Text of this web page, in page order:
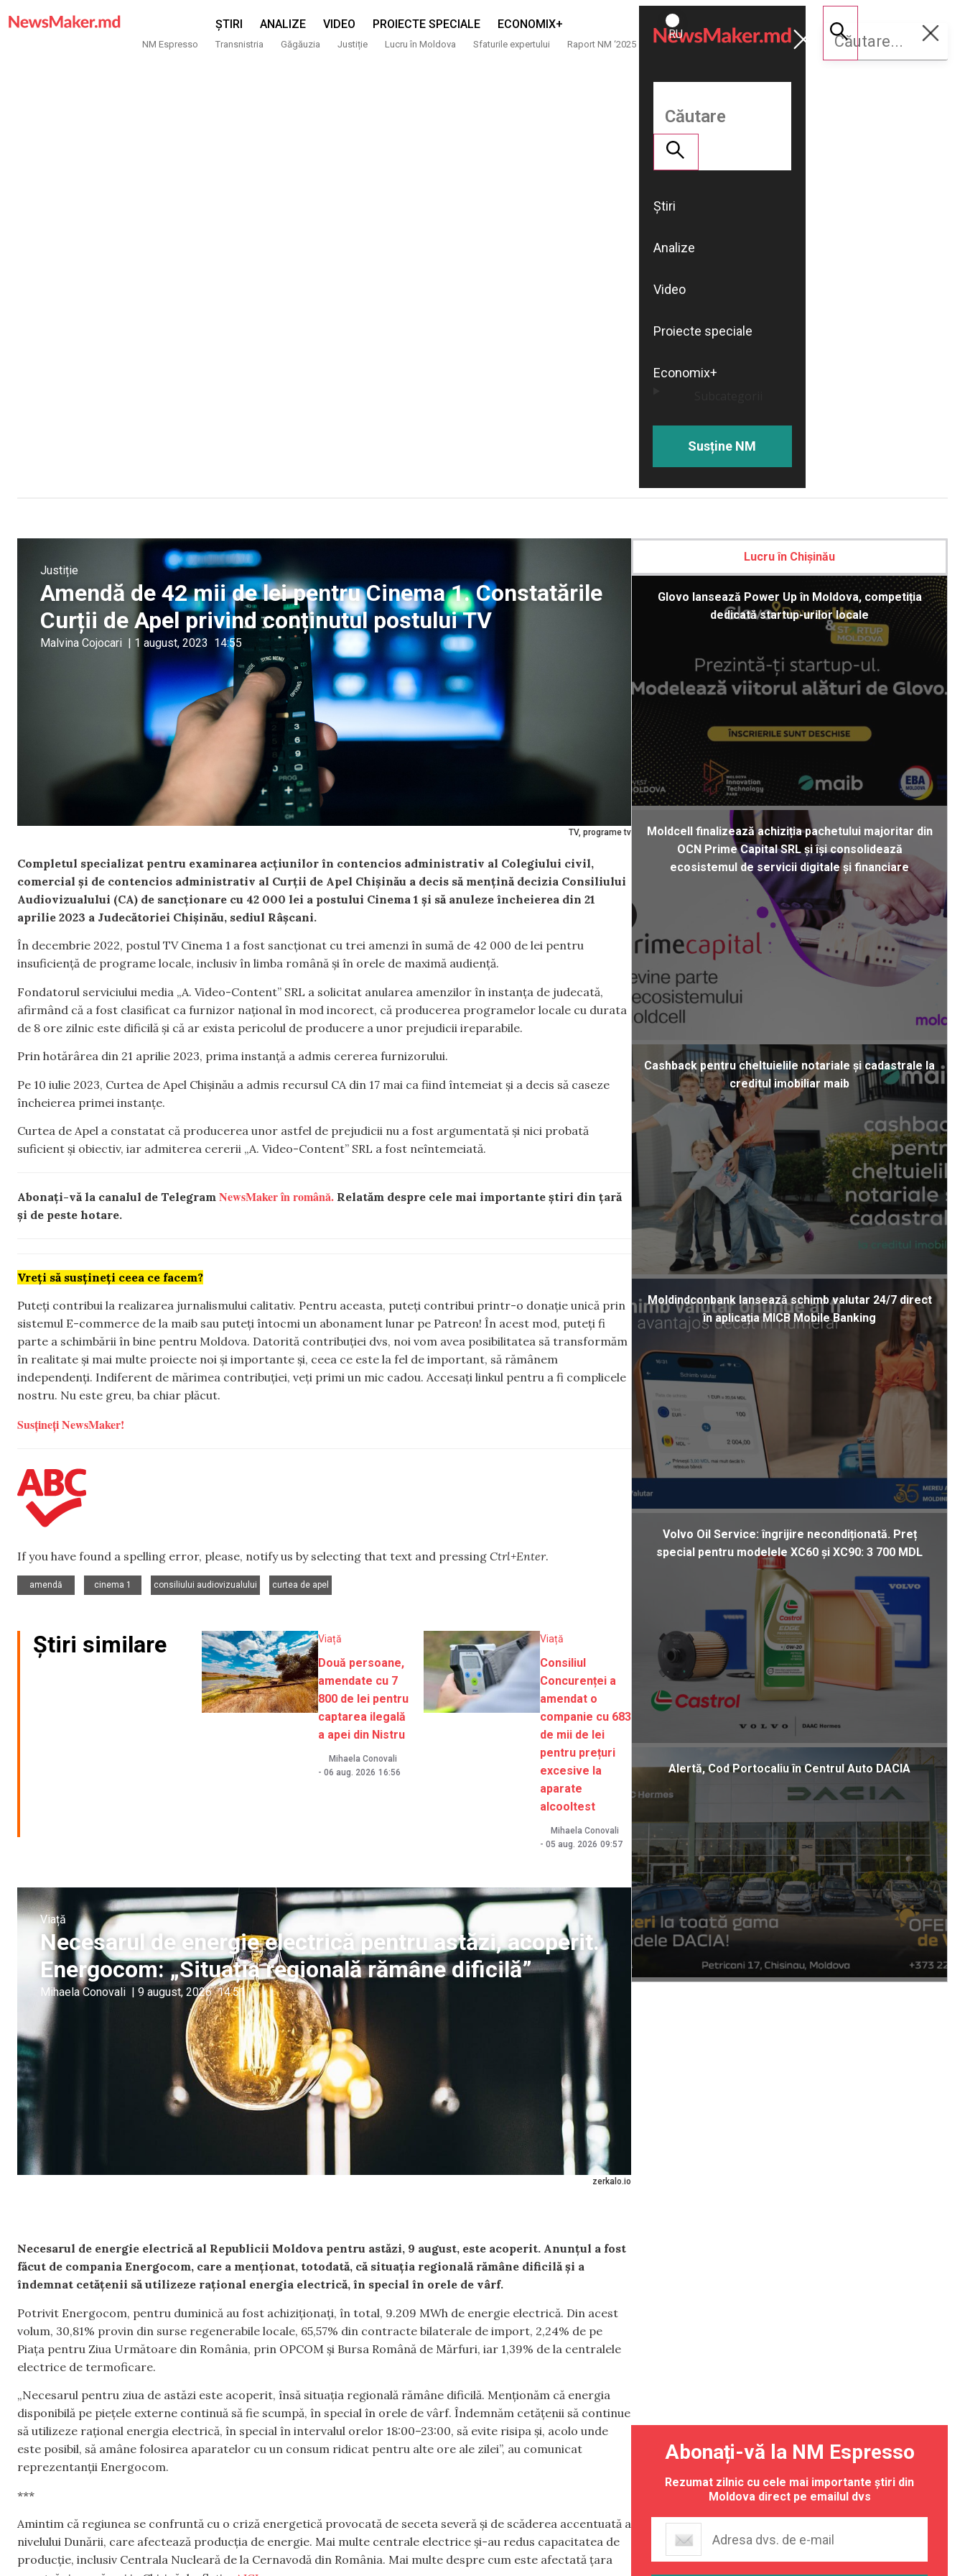
ȘTIRI ANALIZE VIDEO PROIECTE SPECIALE ECONOMIX+
NM Espresso Transnistria Găgăuzia Justiție Lucru în Moldova Sfaturile expertului Raport NM ‘2025
ROMÂNĂ
RU
Susține
NM
Știri
Analize
Video
Proiecte speciale
Economix+
Susține NM
TV, programe tv
Justiție
Amendă de 42 mii de lei pentru Cinema 1. Constatările
Curții de Apel privind conținutul postului TV
Malvina Cojocari | 1 august, 2023 14:55
Completul specializat pentru examinarea acțiunilor în contencios administrativ al Colegiului civil,
comercial și de contencios administrativ al Curții de Apel Chișinău a decis să mențină decizia Consiliului
Audiovizualului (CA) de sancționare cu 42 000 lei a postului Cinema 1 și să anuleze încheierea din 21
aprilie 2023 a Judecătoriei Chișinău, sediul Râșcani.
În decembrie 2022, postul TV Cinema 1 a fost sancționat cu trei amenzi în sumă de 42 000 de lei pentru
insuficiență de programe locale, inclusiv în limba română și în orele de maximă audiență.
Fondatorul serviciului media „A. Video-Content” SRL a solicitat anularea amenzilor în instanța de judecată,
afirmând că a fost clasificat ca furnizor național în mod incorect, că producerea programelor locale cu durata
de 8 ore zilnic este dificilă și că ar exista pericolul de producere a unor prejudicii ireparabile.
Prin hotărârea din 21 aprilie 2023, prima instanță a admis cererea furnizorului.
Pe 10 iulie 2023, Curtea de Apel Chișinău a admis recursul CA din 17 mai ca fiind întemeiat și a decis să caseze
încheierea primei instanțe.
Curtea de Apel a constatat că producerea unor astfel de prejudicii nu a fost argumentată și nici probată
suficient și obiectiv, iar admiterea cererii „A. Video-Content” SRL a fost neîntemeiată.
Abonați-vă la canalul de Telegram NewsMaker în română. Relatăm despre cele mai importante știri din țară
și de peste hotare.
Vreți să susțineți ceea ce facem?
Puteți contribui la realizarea jurnalismului calitativ. Pentru aceasta, puteți contribui printr-o donație unică prin
sistemul E-commerce de la maib sau puteți întocmi un abonament lunar pe Patreon! În acest mod, puteți fi
parte a schimbării în bine pentru Moldova. Datorită contribuției dvs, noi vom avea posibilitatea să transformăm
în realitate și mai multe proiecte noi și importante și, ceea ce este la fel de important, să rămânem
independenți. Indiferent de mărimea contribuției, veți primi un mic cadou. Accesați linkul pentru a fi complicele
nostru. Nu este greu, ba chiar plăcut.
Susțineți NewsMaker!
If you have found a spelling error, please, notify us by selecting that text and pressing Ctrl+Enter.
amendă
cinema 1
consiliului audiovizualului
curtea de apel
Știri similare Viață
Două persoane,
amendate cu 7
800 de lei pentru
captarea ilegală
a apei din Nistru
Mihaela Conovali
- 06 aug. 2026 16:56
Viață
Consiliul
Concurenței a
amendat o
companie cu 683
de mii de lei
pentru prețuri
excesive la
aparate
alcooltest
Mihaela Conovali
- 05 aug. 2026 09:57
zerkalo.io
Viață
Necesarul de energie electrică pentru astăzi, acoperit.
Energocom: „Situația regională rămâne dificilă”
Mihaela Conovali 9 august, 2026 14:51
Necesarul de energie electrică al Republicii Moldova pentru astăzi, 9 august, este acoperit. Anunțul a fost
făcut de compania Energocom, care a menționat, totodată, că situația regională rămâne dificilă și a
îndemnat cetățenii să utilizeze rațional energia electrică, în special în orele de vârf.
Potrivit Energocom, pentru duminică au fost achiziționați, în total, 9.209 MWh de energie electrică. Din acest
volum, 30,81% provin din surse regenerabile locale, 65,57% din contracte bilaterale de import, 2,24% de pe
Piața pentru Ziua Următoare din România, prin OPCOM și Bursa Română de Mărfuri, iar 1,39% de la centralele
electrice de termoficare.
„Necesarul pentru ziua de astăzi este acoperit, însă situația regională rămâne dificilă. Menționăm că energia
disponibilă pe piețele externe continuă să fie scumpă, în special în orele de vârf. Îndemnăm cetățenii să continue
să utilizeze rațional energia electrică, în special în intervalul orelor 18:00–23:00, să evite risipa și, acolo unde
este posibil, să amâne folosirea aparatelor cu un consum ridicat pentru alte ore ale zilei”, au comunicat
reprezentanții Energocom.
***
Amintim că regiunea se confruntă cu o criză energetică provocată de seceta severă și de scăderea accentuată a
nivelului Dunării, care afectează producția de energie. Mai multe centrale electrice și-au redus capacitatea de
producție, inclusiv Centrala Nucleară de la Cernavodă din România. Mai multe despre cum este afectată țara
Lucru în Chișinău
Glovo lansează Power Up în Moldova, competiția
dedicată startup-urilor locale
Moldcell finalizează achiziția pachetului majoritar din
OCN Prime Capital SRL și își consolidează
ecosistemul de servicii digitale și financiare
Cashback pentru cheltuielile notariale și cadastrale la
creditul imobiliar maib
Moldindconbank lansează schimb valutar 24/7 direct
în aplicația MICB Mobile Banking
Volvo Oil Service: îngrijire necondiționată. Preț
special pentru modelele XC60 și XC90: 3 700 MDL
Alertă, Cod Portocaliu în Centrul Auto DACIA
Abonați-vă la NM Espresso
Rezumat zilnic cu cele mai importante știri din
Moldova direct pe emailul dvs